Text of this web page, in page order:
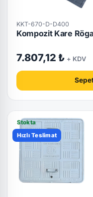
KKT-670-D-D400
Kompozit Kare
7.807,12 ₺ + KDV
Stokta
Hızlı Teslimat